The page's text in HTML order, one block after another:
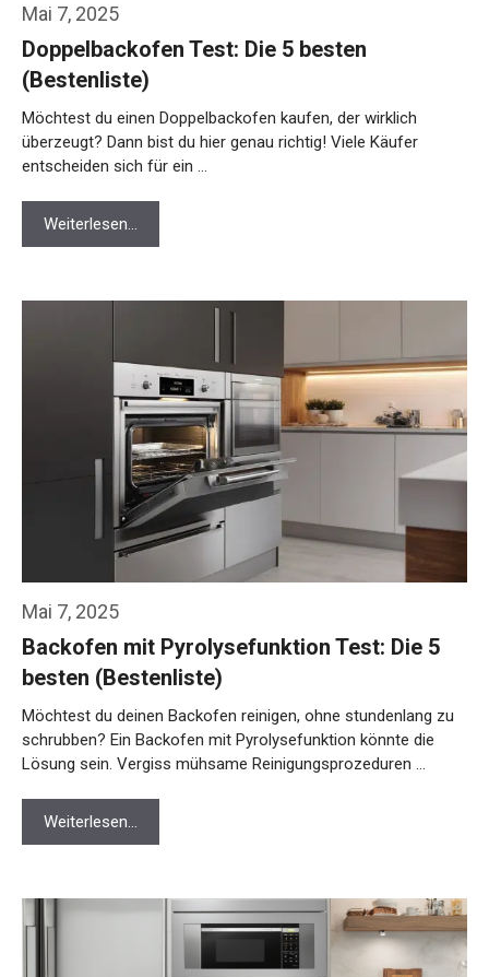
Mai 7, 2025
Doppelbackofen Test: Die 5 besten
(Bestenliste)
Möchtest du einen Doppelbackofen kaufen, der wirklich
überzeugt? Dann bist du hier genau richtig! Viele Käufer
entscheiden sich für ein …
Weiterlesen…
Mai 7, 2025
Backofen mit Pyrolysefunktion Test: Die 5
besten (Bestenliste)
Möchtest du deinen Backofen reinigen, ohne stundenlang zu
schrubben? Ein Backofen mit Pyrolysefunktion könnte die
Lösung sein. Vergiss mühsame Reinigungsprozeduren …
Weiterlesen…